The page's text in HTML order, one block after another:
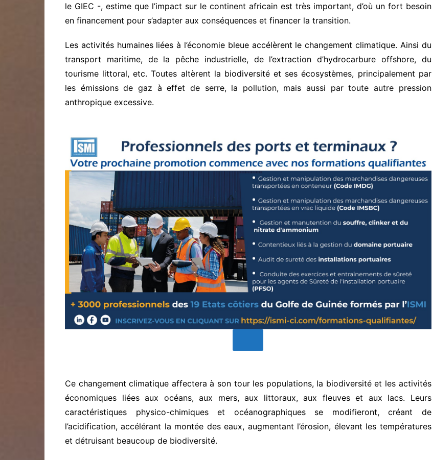
le GIEC -, estime que l’impact sur le continent africain est très important, d’où un fort besoin
en financement pour s’adapter aux conséquences et financer la transition.
Les activités humaines liées à l’économie bleue accélèrent le changement climatique. Ainsi du
transport maritime, de la pêche industrielle, de l’extraction d’hydrocarbure offshore, du
tourisme littoral, etc. Toutes altèrent la biodiversité et ses écosystèmes, principalement par
les émissions de gaz à effet de serre, la pollution, mais aussi par toute autre pression
anthropique excessive.
Ce changement climatique affectera à son tour les populations, la biodiversité et les activités
économiques liées aux océans, aux mers, aux littoraux, aux fleuves et aux lacs. Leurs
caractéristiques physico-chimiques et océanographiques se modifieront, créant de
l’acidification, accélérant la montée des eaux, augmentant l’érosion, élevant les températures
et détruisant beaucoup de biodiversité.